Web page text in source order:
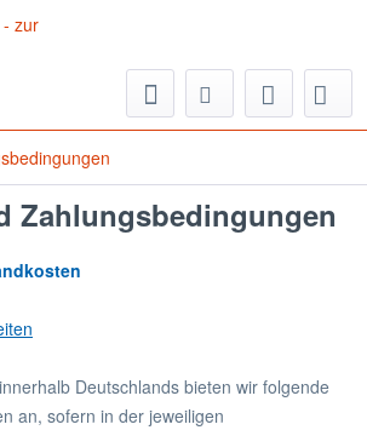
Zahlungsbedingungen
Deutschlands bieten wir folgende
an, sofern in der jeweiligen